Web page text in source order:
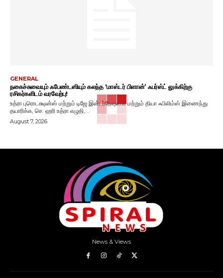
GENERAL
நகைச்சுவையும் ஃபேண்டஸியும் கலந்த ‘மாஸ்டர் பிளான்’ ஃபர்ஸ்ட் லுக்கிற்கு
ரசிகர்களிடம் வரவேற்பு!
உத்ரா புரொடக்ஷன்ஸ் மற்றும் டிஜே இன்டர்நேஷனல் மற்றும் தியா ஃபிலிம்ஸ் இணைந்து
தயாரிக்க, செ. ஹரி உத்ரா எழுதி,...
August 7, 2026
News & Views